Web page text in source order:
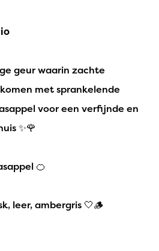
geur waarin zachte
met sprankelende
voor een verfijnde en
✨🌹
🍊
leer, ambergris 🤍🪵